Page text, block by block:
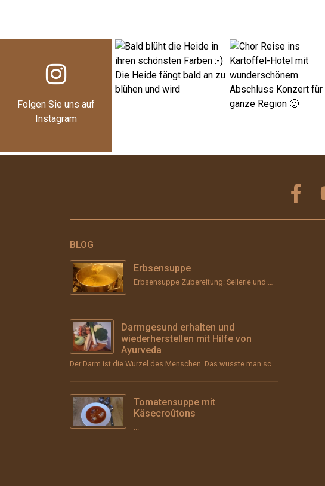
Folgen Sie uns auf
Instagram
BLOG
Erbsensuppe
Darmgesund erhalten und
wiederherstellen mit Hilfe von
Ayurveda
Tomatensuppe mit
Käsecroûtons